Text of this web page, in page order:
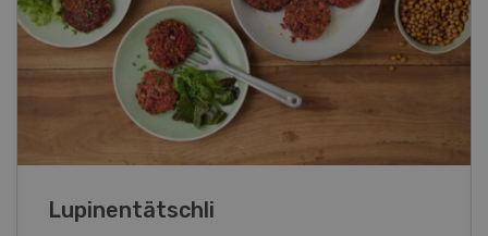
Frühlingsrollen